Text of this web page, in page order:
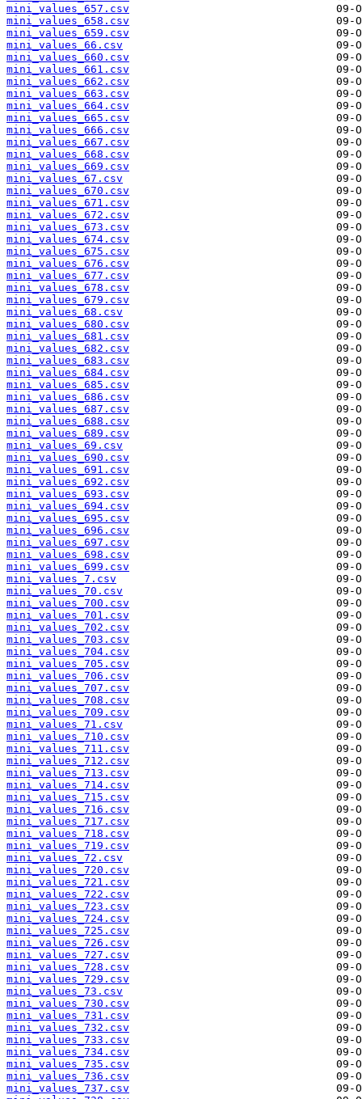
mini_values_657.csv
mini_values_658.csv
mini_values_659.csv
mini_values_66.csv
mini_values_660.csv
mini_values_661.csv
mini_values_662.csv
mini_values_663.csv
mini_values_664.csv
mini_values_665.csv
mini_values_666.csv
mini_values_667.csv
mini_values_668.csv
mini_values_669.csv
mini_values_67.csv
mini_values_670.csv
mini_values_671.csv
mini_values_672.csv
mini_values_673.csv
mini_values_674.csv
mini_values_675.csv
mini_values_676.csv
mini_values_677.csv
mini_values_678.csv
mini_values_679.csv
mini_values_68.csv
mini_values_680.csv
mini_values_681.csv
mini_values_682.csv
mini_values_683.csv
mini_values_684.csv
mini_values_685.csv
mini_values_686.csv
mini_values_687.csv
mini_values_688.csv
mini_values_689.csv
mini_values_69.csv
mini_values_690.csv
mini_values_691.csv
mini_values_692.csv
mini_values_693.csv
mini_values_694.csv
mini_values_695.csv
mini_values_696.csv
mini_values_697.csv
mini_values_698.csv
mini_values_699.csv
mini_values_7.csv
mini_values_70.csv
mini_values_700.csv
mini_values_701.csv
mini_values_702.csv
mini_values_703.csv
mini_values_704.csv
mini_values_705.csv
mini_values_706.csv
mini_values_707.csv
mini_values_708.csv
mini_values_709.csv
mini_values_71.csv
mini_values_710.csv
mini_values_711.csv
mini_values_712.csv
mini_values_713.csv
mini_values_714.csv
mini_values_715.csv
mini_values_716.csv
mini_values_717.csv
mini_values_718.csv
mini_values_719.csv
mini_values_72.csv
mini_values_720.csv
mini_values_721.csv
mini_values_722.csv
mini_values_723.csv
mini_values_724.csv
mini_values_725.csv
mini_values_726.csv
mini_values_727.csv
mini_values_728.csv
mini_values_729.csv
mini_values_73.csv
mini_values_730.csv
mini_values_731.csv
mini_values_732.csv
mini_values_733.csv
mini_values_734.csv
mini_values_735.csv
mini_values_736.csv
mini_values_737.csv